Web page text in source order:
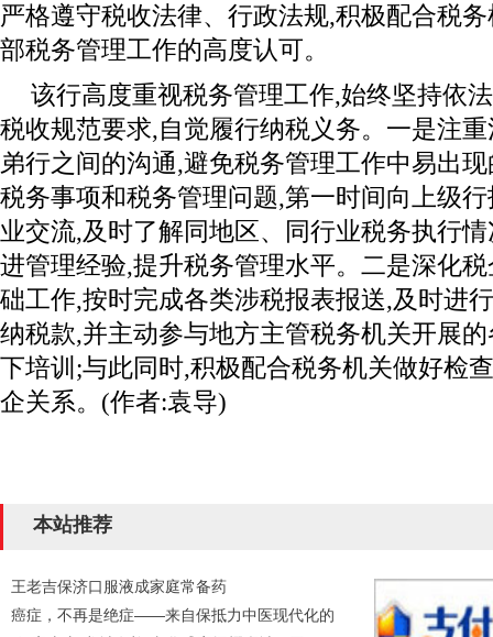
严格遵守税收法律、行政法规,积极配合税
部税务管理工作的高度认可。
该行高度重视税务管理工作,始终坚持依
税收规范要求,自觉履行纳税义务。一是注
弟行之间的沟通,避免税务管理工作中易出
税务事项和税务管理问题,第一时间向上级
业交流,及时了解同地区、同行业税务执行
进管理经验,提升税务管理水平。二是深化
础工作,按时完成各类涉税报表报送,及时进
纳税款,并主动参与地方主管税务机关开展
下培训;与此同时,积极配合税务机关做好检
企关系。(作者:袁导)
本站推荐
王老吉保济口服液成家庭常备药
癌症，不再是绝症——来自保抵力中医现代化的